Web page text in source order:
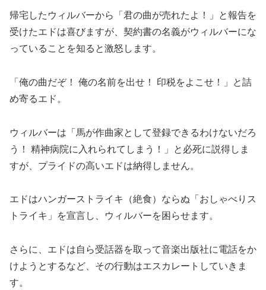
帰宅したウィルバーから「君の曲が売れたよ！」と報告を
受けたエドは喜びますが、契約書の名義がウィルバーにな
っていることを知ると激怒します。
「俺の曲だぞ！ 俺の名前を出せ！ 印税をよこせ！」と詰
め寄るエド。
ウィルバーは「馬が作曲家として登録できるわけないだろ
う！ 精神病院に入れられてしまう！」と必死に説得しま
すが、プライドの高いエドは納得しません。
エドはハンガーストライキ（絶食）ならぬ「おしゃべりス
トライキ」を宣言し、ウィルバーを困らせます。
さらに、エドは自ら受話器を取って音楽出版社に電話をか
けようとするなど、その行動はエスカレートしていきま
す。